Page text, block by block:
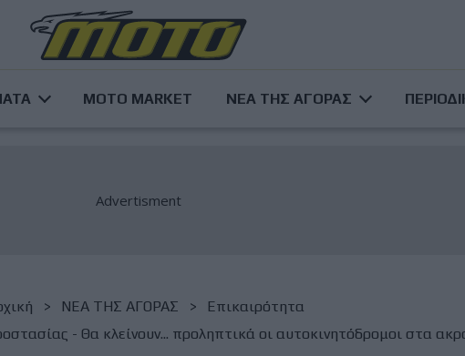
MOTO MARKET ΝΕΑ ΤΗΣ ΑΓΟΡΑΣ
NΕΑ ΤΗΣ ΑΓΟΡΑΣ
Επικαιρότητα
- Θα κλείνουν... προληπτικά οι αυτοκινητόδρομοι στα